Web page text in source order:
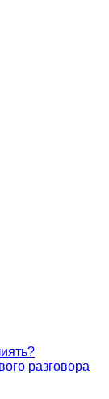
разговора